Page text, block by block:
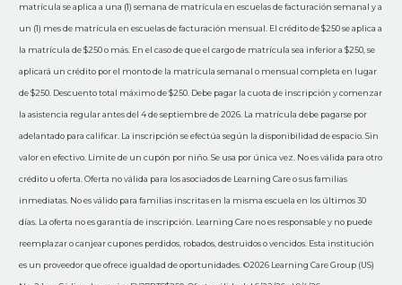
matrícula se aplica a una (1) semana de matrícula en escuelas de facturación semanal y a
un (1) mes de matrícula en escuelas de facturación mensual. El crédito de $250 se aplica a
la matrícula de $250 o más. En el caso de que el cargo de matrícula sea inferior a $250, se
aplicará un crédito por el monto de la matrícula semanal o mensual completa en lugar
de $250. Descuento total máximo de $250. Debe pagar la cuota de inscripción y comenzar
la asistencia regular antes del 4 de septiembre de 2026. La matrícula debe pagarse por
adelantado para calificar. La inscripción se efectúa según la disponibilidad de espacio. Sin
valor en efectivo. Límite de un cupón por niño. Se usa por única vez. No es válida para otro
crédito u oferta. Oferta no válida para los asociados de Learning Care o sus familias
inmediatas. No es válido para familias inscritas en la misma escuela en los últimos 30
días. La oferta no es garantía de inscripción. Learning Care no es responsable y no puede
reemplazar o canjear cupones perdidos, robados, destruidos o vencidos. Esta institución
es un proveedor que ofrece igualdad de oportunidades. ©2026 Learning Care Group (US)